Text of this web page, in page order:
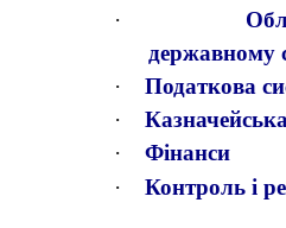
·
державному
·
Податкова
·
·
Фінанси
·
Контроль і